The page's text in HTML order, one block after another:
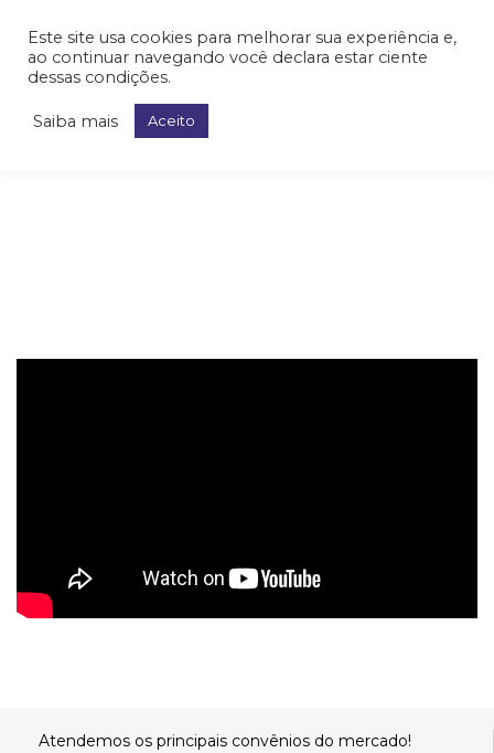
Atendemos os principais convênios do mercado!
Este site usa cookies para melhorar sua experiência e,
ao continuar navegando você declara estar ciente
dessas condições.
Saiba mais Aceito